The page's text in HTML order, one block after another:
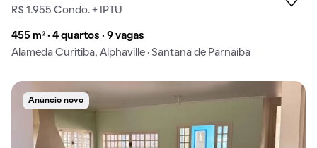
R$ 1.955 Condo. + IPTU
455 m² · 4 quartos · 9 vagas
Alameda Curitiba, Alphaville · Santana de Parnaíba
Anúncio novo